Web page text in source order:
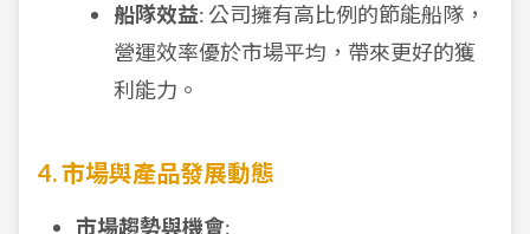
船隊效益: 公司擁有高比例的節能船隊，
營運效率優於市場平均，帶來更好的獲
利能力。
4. 市場與產品發展動態
市場趨勢與機會: